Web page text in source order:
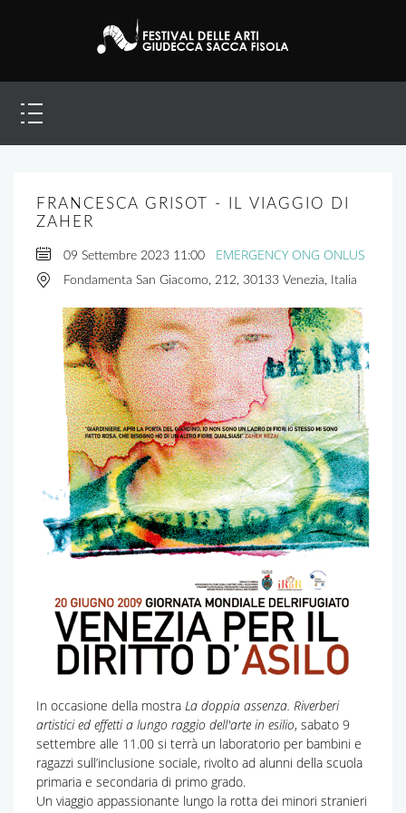
FRANCESCA GRISOT - IL VIAGGIO DI
ZAHER
09 Settembre 2023 11:00 EMERGENCY ONG ONLUS
Fondamenta San Giacomo, 212, 30133 Venezia, Italia
In occasione della mostra La doppia assenza. Riverberi
artistici ed effetti a lungo raggio dell'arte in esilio, sabato 9
settembre alle 11.00 si terrà un laboratorio per bambini e
ragazzi sull’inclusione sociale, rivolto ad alunni della scuola
primaria e secondaria di primo grado.
Un viaggio appassionante lungo la rotta dei minori stranieri